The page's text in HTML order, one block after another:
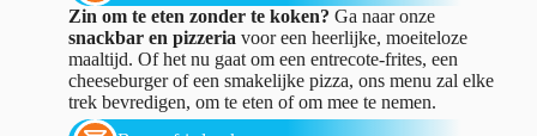
Zin om te eten zonder te koken? Ga naar onze
snackbar en pizzeria voor een heerlijke, moeiteloze
maaltijd. Of het nu gaat om een entrecote-frites, een
cheeseburger of een smakelijke pizza, ons menu zal elke
trek bevredigen, om te eten of om mee te nemen.